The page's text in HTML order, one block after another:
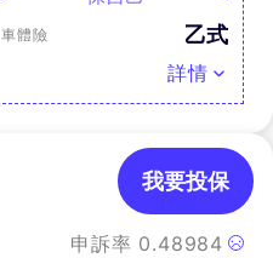
車體險 乙式
詳情
申訴率 0.48984
我要投保